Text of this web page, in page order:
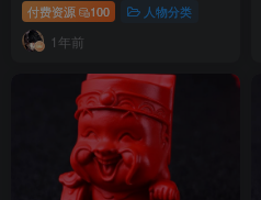
付费资源 100 人物分类
1年前